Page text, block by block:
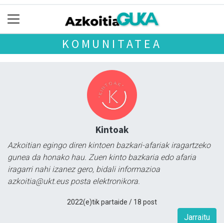
KOMUNITATEA
Kintoak
Azkoitian egingo diren kintoen bazkari-afariak iragartzeko
gunea da honako hau. Zuen kinto bazkaria edo afaria
iragarri nahi izanez gero, bidali informazioa
azkoitia@ukt.eus posta elektronikora.
2022(e)tik partaide / 18 post
Jarraitu